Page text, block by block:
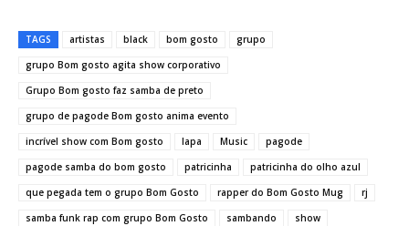
TAGS artistas black bom gosto
grupo
grupo Bom gosto agita show corporativo
Grupo Bom gosto faz samba de preto
grupo de pagode Bom gosto anima evento
incrível show com Bom gosto
lapa Music
pagode
pagode samba do bom gosto
patricinha
patricinha do olho azul
que pegada tem o grupo Bom Gosto
rapper do Bom Gosto Mug
rj
samba funk rap com grupo Bom Gosto
sambando
show